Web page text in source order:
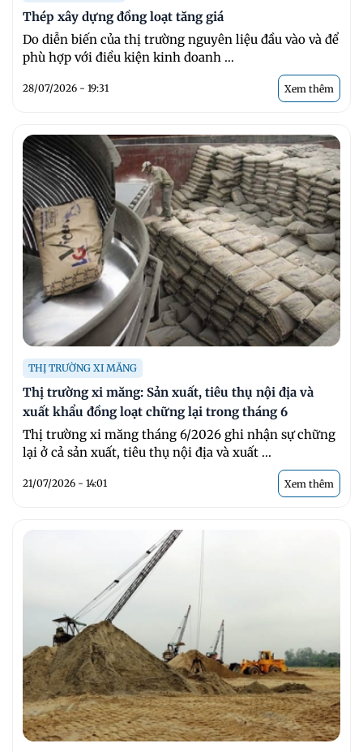
Thép xây dựng đồng loạt tăng giá
Do diễn biến của thị trường nguyên liệu đầu vào và để
phù hợp với điều kiện kinh doanh ...
28/07/2026 - 19:31 Xem thêm
THỊ TRƯỜNG XI MĂNG
Thị trường xi măng: Sản xuất, tiêu thụ nội địa và
xuất khẩu đồng loạt chững lại trong tháng 6
Thị trường xi măng tháng 6/2026 ghi nhận sự chững
lại ở cả sản xuất, tiêu thụ nội địa và xuất ...
21/07/2026 - 14:01 Xem thêm